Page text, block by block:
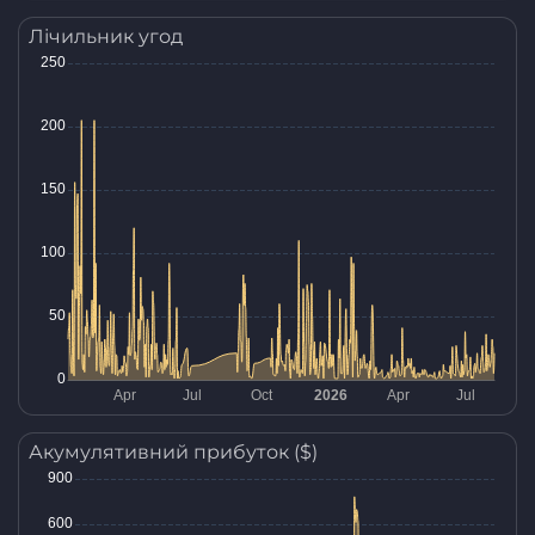
Лічильник угод
Акумулятивний прибуток ($)